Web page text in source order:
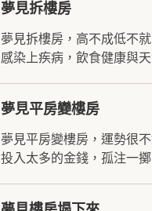
夢見拆樓房
夢見拆樓房，高不成低不
感染上疾病，飲食健康與
夢見平房變樓房
夢見平房變樓房，運勢很
投入太多的金錢，孤注一